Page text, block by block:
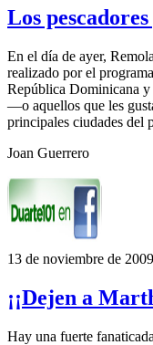
Los
En el día de ayer,
realizado por el
República Dominicana y
—o aquellos que les
principales ciudades del
Joan Guerrero
13 de noviembre de 2009
¡¡Dejen a
Hay una fuerte